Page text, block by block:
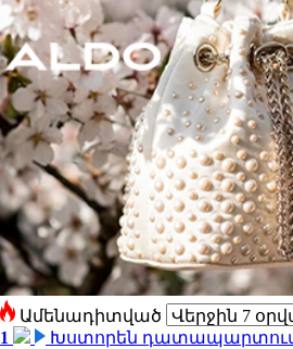
Ամենադիտված
1
Խստորեն դատապարտում